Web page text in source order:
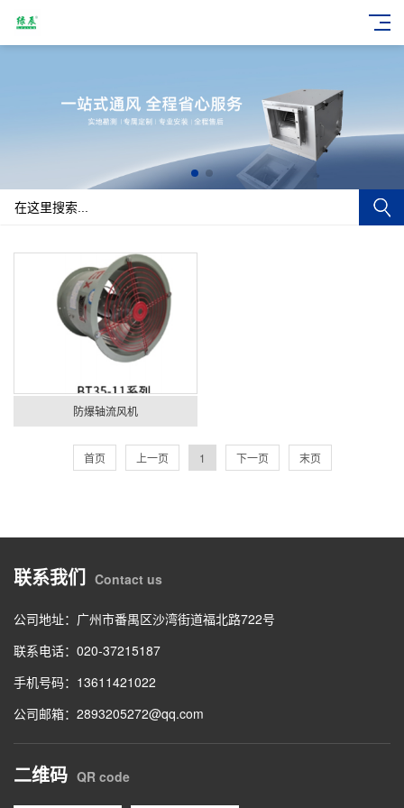
防爆轴流风机
首页 上一页 1 下一页 末页
联系我们 Contact us
公司地址：广州市番禺区沙湾街道福北路722号
联系电话：020-37215187
手机号码：13611421022
公司邮箱：2893205272@qq.com
二维码 QR code